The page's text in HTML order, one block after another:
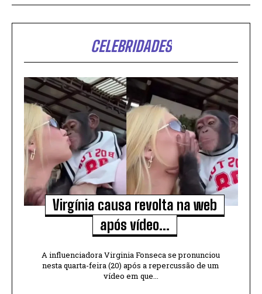
CELEBRIDADES
Virgínia causa revolta na web
após vídeo...
A influenciadora Virginia Fonseca se pronunciou
nesta quarta-feira (20) após a repercussão de um
vídeo em que...